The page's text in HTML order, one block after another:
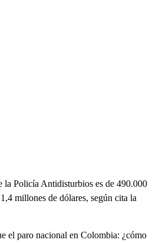
la Policía Antidisturbios es de 490.000
millones de dólares, según cita la
el paro nacional en Colombia: ¿cómo